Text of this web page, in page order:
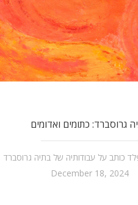
גרוסברד: כתומים ואדומים
כותב על עבודותיה של בתיה גרוסברד
December 18, 2024